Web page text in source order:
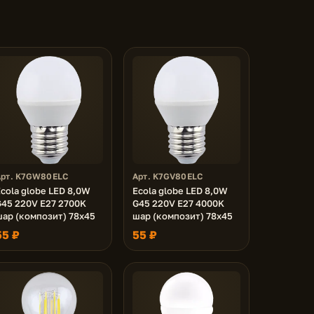
K7GW80ELC
globe LED 8,0W
220V E27 2700K
(композит) 78x45
₽
Арт. K7GV80ELC
Ecola globe LED 8,0W
G45 220V E27 4000K
шар (композит) 78x45
55 ₽